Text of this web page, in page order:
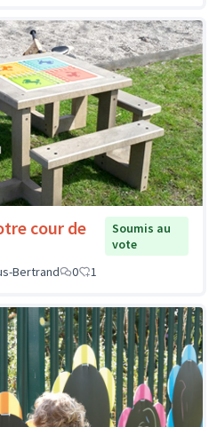
cour de
Soumis au
vote
Bertrand
0 1